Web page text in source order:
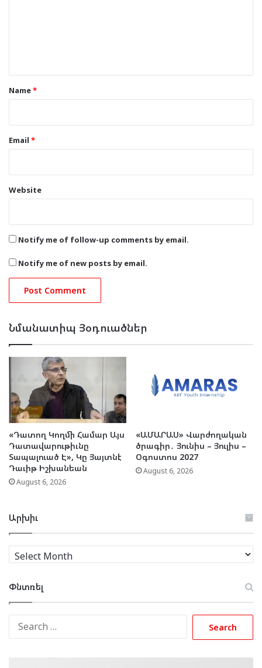
*Name*
Email *
Website
Notify me of follow-up comments by email.
Notify me of new posts by email.
Նմանատիպ Յօդուածներ
«Դատող Կողմի Համար Այս
Դատավարութիւնը
Տապալուած Է», Կը Յայտնէ
Դաւիթ Իշխանեան
August 6, 2026
«ԱՄԱՐԱՍ» Վարժողական
ծրագիր․ Յունիս – Յուլիս –
Օգոստոս 2027
August 6, 2026
Արխիւ
Արխիւ
Փնտռել